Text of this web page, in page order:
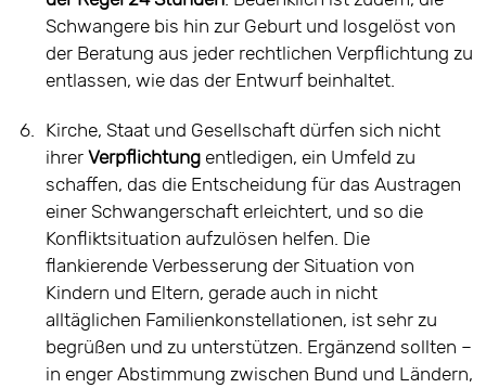
Schwangere bis hin zur Geburt und losgelöst von
der Beratung aus jeder rechtlichen Verpflichtung zu
entlassen, wie das der Entwurf beinhaltet.
6.
Kirche, Staat und Gesellschaft dürfen sich nicht
ihrer Verpflichtungentledigen, ein Umfeld zu
schaffen, das die Entscheidung für das Austragen
einer Schwangerschaft erleichtert, und so die
Konfliktsituation aufzulösen helfen. Die
flankierende Verbesserung der Situation von
Kindern und Eltern, gerade auch in nicht
alltäglichen Familienkonstellationen, ist sehr zu
begrüßen und zu unterstützen. Ergänzend sollten –
in enger Abstimmung zwischen Bund und Ländern,